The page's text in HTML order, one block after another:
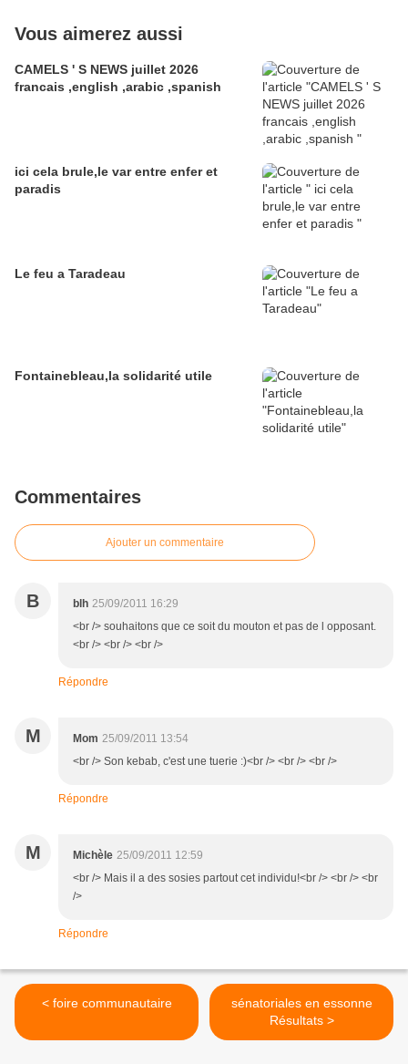
Vous aimerez aussi
CAMELS ' S NEWS juillet 2026
francais ,english ,arabic ,spanish
ici cela brule,le var entre enfer et
paradis
Le feu a Taradeau
Fontainebleau,la solidarité utile
Commentaires
Ajouter un commentaire
B blh 25/09/2011 16:29
<br /> souhaitons que ce soit du mouton et pas de l opposant.
<br /> <br /> <br />
Répondre
M Mom 25/09/2011 13:54
<br /> Son kebab, c'est une tuerie :)<br /> <br /> <br />
Répondre
M Michèle 25/09/2011 12:59
<br /> Mais il a des sosies partout cet individu!<br /> <br /> <br
/>
Répondre
< foire communautaire
sénatoriales en essonne
Résultats >